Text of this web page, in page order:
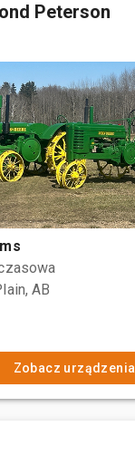
Peterson
AB
Zobacz urządzenia